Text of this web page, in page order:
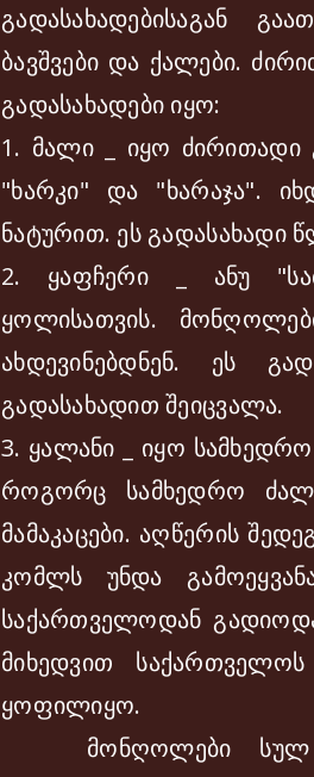
გადასახადებისაგან
ბავშვები და ქალები.
გადასახადები იყო:
1. მალი _ იყო ძირითადი
"ხარკი" და "ხარაჯა".
ნატურით. ეს გადასახადი
2. ყაფჩერი _ ანუ
ყოლისათვის.
ახდევინებდნენ. ეს
გადასახადით შეიცვალა.
3. ყალანი _ იყო
როგორც სამხედრო
მამაკაცები. აღწერის
კომლს უნდა
საქართველოდან
მიხედვით
ყოფილიყო.
მონღოლები სულ